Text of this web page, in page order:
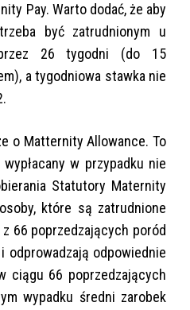
Pay. Warto dodać, że aby
być zatrudnionym u
26 tygodni (do 15
a tygodniowa stawka nie
o Matternity Allowance. To
w przypadku nie
Statutory Maternity
które są zatrudnione
66 poprzedzających poród
odprowadzają odpowiednie
ciągu 66 poprzedzających
wypadku średni zarobek